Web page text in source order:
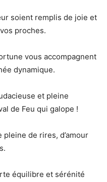
soient remplis de joie et
proches.
vous accompagnent
dynamique.
et pleine
de Feu qui galope !
de rires, d’amour
équilibre et sérénité